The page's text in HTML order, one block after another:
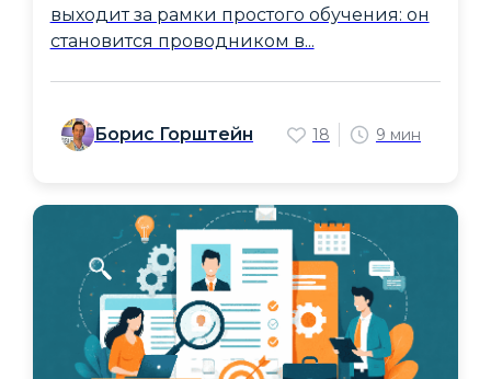
выходит за рамки простого обучения: он
становится проводником в...
Борис Горштейн 18 9 мин